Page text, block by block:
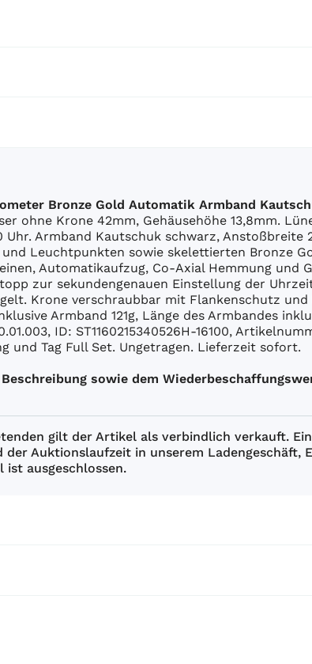
Bronze Gold Automatik Armband
ohne Krone 42mm, Gehäusehöhe 13,8mm.
Armband Kautschuk schwarz,
Leuchtpunkten sowie skelettierten Bronze
Automatikaufzug, Co-Axial Hemmung und
zur sekundengenauen Einstellung der
Krone verschraubbar mit Flankenschutz
Armband 121g, Länge des Armbandes
ID: ST1160215340526H-16100,
und Tag Full Set. Ungetragen. Lieferzeit sofort.
sowie dem
gilt der Artikel als verbindlich verkauft.
Auktionslaufzeit in unserem Ladengeschäft,
ist ausgeschlossen.